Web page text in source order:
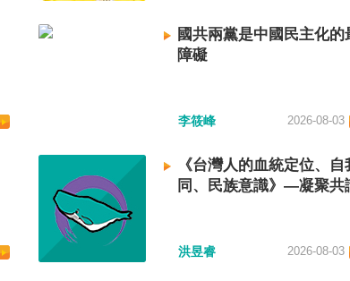
國共兩黨是中國民主化的
障礙
李筱峰 2026-08-03
《台灣人的血統定位、自
同、民族意識》—凝聚共
洪昱睿 2026-08-03